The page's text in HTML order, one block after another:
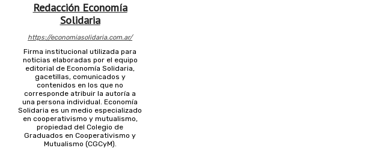
Redacción Economía
Solidaria
https://economiasolidaria.com.ar/
Firma institucional utilizada para
noticias elaboradas por el equipo
editorial de Economía Solidaria,
gacetillas, comunicados y
contenidos en los que no
corresponde atribuir la autoría a
una persona individual. Economía
Solidaria es un medio especializado
en cooperativismo y mutualismo,
propiedad del Colegio de
Graduados en Cooperativismo y
Mutualismo (CGCyM).